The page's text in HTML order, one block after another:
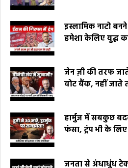
इस्लामिक नाटो
हमेशा केलिए युद्ध
जेन ज़ी की तरफ
वोट बैंक, नहीं जाते
हार्मुज में सबकुछ
फंसा, ट्रंप भी के
जनता से अंधाधुंध